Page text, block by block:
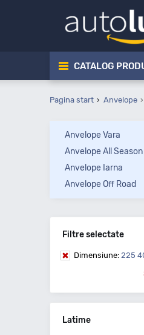
CATALOG
Pagina start Anvelope
Anvelope Vara
Anvelope All Season
Anvelope Iarna
Anvelope Off Road
Filtre selectate
Dimensiune: 225
Latime